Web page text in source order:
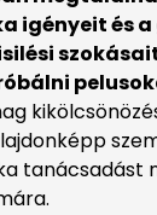
igényeit és
tanácsadást